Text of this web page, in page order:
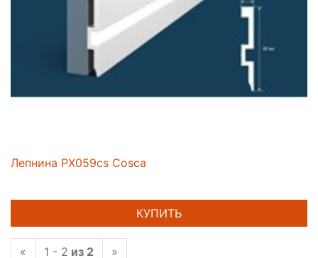
Лепнина PX059cs Cosca
КУПИТЬ
« 1 - 2 из 2 »